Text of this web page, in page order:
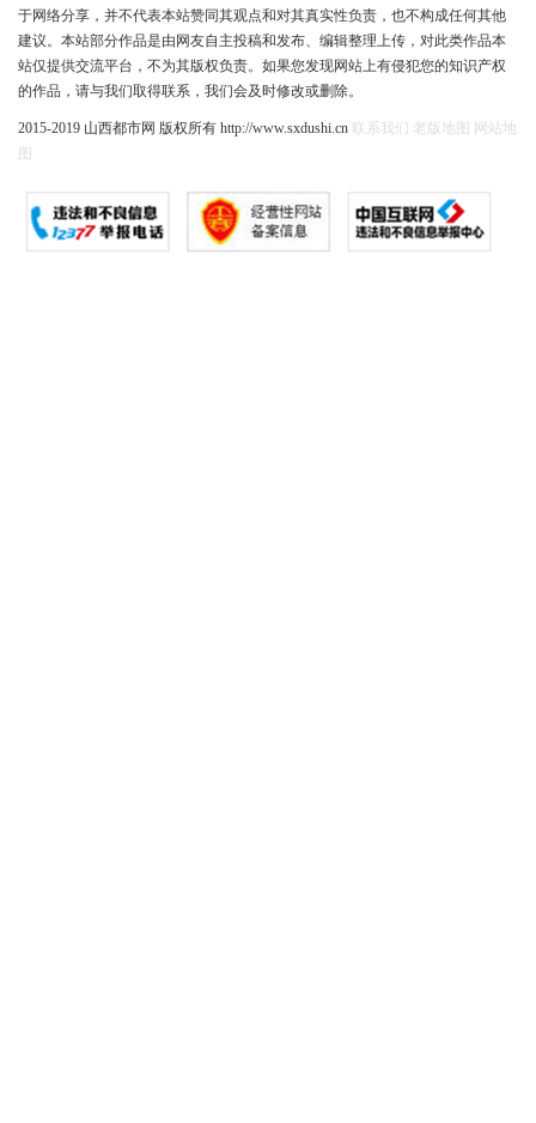
于网络分享，并不代表本站赞同其观点和对其真实性负责，也不构成任何其他
建议。本站部分作品是由网友自主投稿和发布、编辑整理上传，对此类作品本
站仅提供交流平台，不为其版权负责。如果您发现网站上有侵犯您的知识产权
的作品，请与我们取得联系，我们会及时修改或删除。
2015-2019 山西都市网 版权所有 http://www.sxdushi.cn 联系我们 老版地图
网站地
图